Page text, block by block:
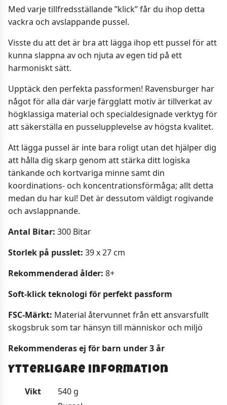
Med varje tillfredsställande ”klick” får du ihop detta
vackra och avslappande pussel.
Visste du att det är bra att lägga ihop ett pussel för att
kunna slappna av och njuta av egen tid på ett
harmoniskt sätt.
Upptäck den perfekta passformen! Ravensburger har
något för alla där varje färgglatt motiv är tillverkat av
högklassiga material och specialdesignade verktyg för
att säkerställa en pusselupplevelse av högsta kvalitet.
Att lägga pussel är inte bara roligt utan det hjälper dig
att hålla dig skarp genom att stärka ditt logiska
tänkande och kortvariga minne samt din
koordinations- och koncentrationsförmåga; allt detta
medan du har kul! Det är dessutom väldigt rogivande
och avslappnande.
Antal Bitar: 300 Bitar
Storlek på pusslet: 39 x 27 cm
Rekommenderad ålder: 8+
Soft-klick teknologi för perfekt passform
FSC-Märkt: Material återvunnet från ett ansvarsfullt
skogsbruk som tar hänsyn till människor och miljö
Rekommenderas ej för barn under 3 år
Ytterligare information
Vikt
540 g